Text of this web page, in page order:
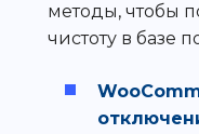
методы, чтобы
чистоту в базе